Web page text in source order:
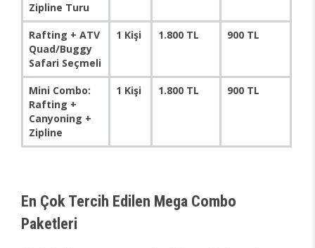
Zipline Turu
Rafting + ATV
Quad/Buggy
Safari Seçmeli
1 Kişi 1.800 TL 900 TL
Mini Combo:
Rafting +
Canyoning +
Zipline
1 Kişi 1.800 TL 900 TL
En Çok Tercih Edilen Mega Combo
Paketleri